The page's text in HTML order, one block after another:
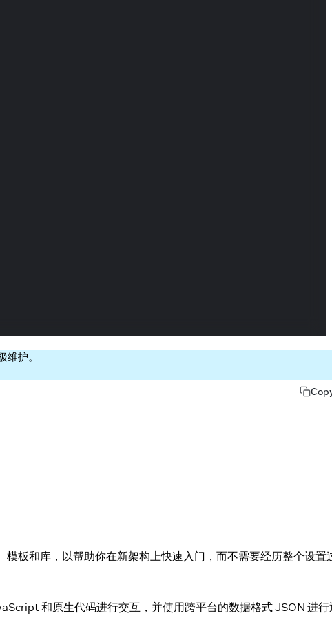
护。
板和库，以帮助你在新架构上快速入门，而不需要经历整个设置
和原生代码进行交互，并使用跨平台的数据格式 JSON 进行